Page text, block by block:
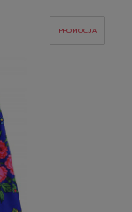
PROMOCJA